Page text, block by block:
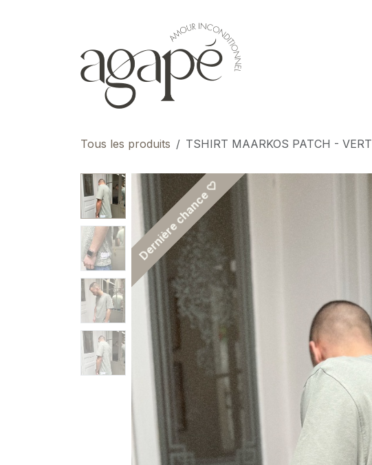
Tous les produits TSHIRT MAARKOS PATCH - VERT
Dernière chance ♡